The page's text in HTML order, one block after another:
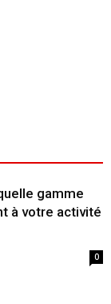
gamme
à votre activité
0